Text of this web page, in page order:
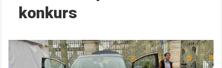
konkurs